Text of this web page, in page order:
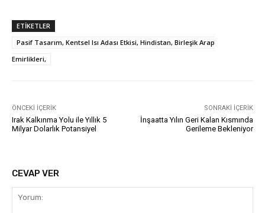
ETIKETLER
Pasif Tasarım, Kentsel Isı Adası Etkisi, Hindistan, Birleşik Arap
Emirlikleri,
ÖNCEKI İÇERIK
Irak Kalkınma Yolu ile Yıllık 5
Milyar Dolarlık Potansiyel
SONRAKI İÇERIK
İnşaatta Yılın Geri Kalan Kısmında
Gerileme Bekleniyor
CEVAP VER